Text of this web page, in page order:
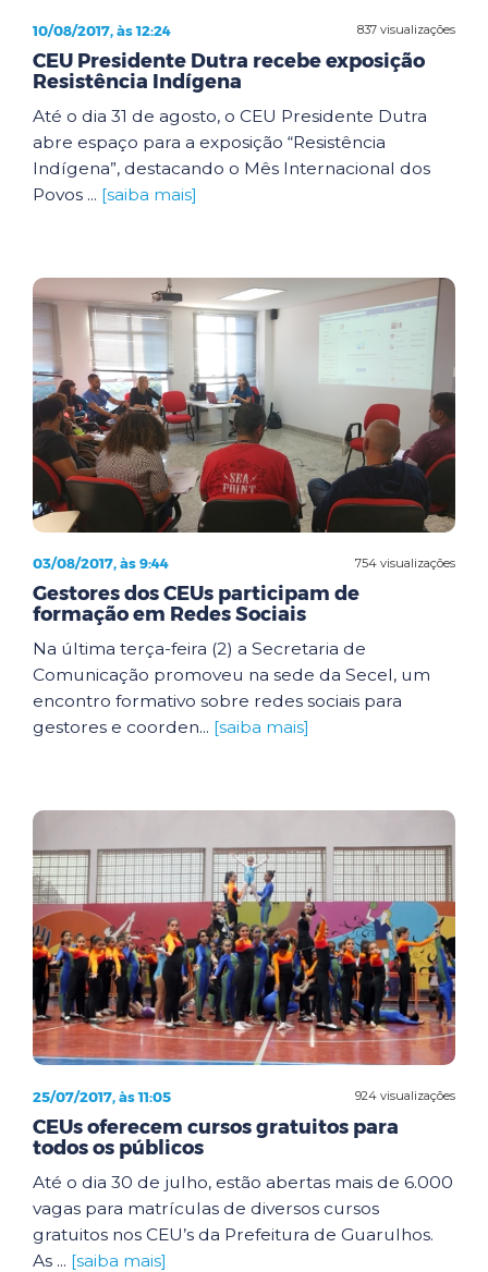
837 visualizações
10/08/2017, às 12:24
CEU Presidente Dutra recebe exposição
Resistência Indígena
Até o dia 31 de agosto, o CEU Presidente Dutra
abre espaço para a exposição “Resistência
Indígena”, destacando o Mês Internacional dos
Povos ... [saiba mais]
754 visualizações
03/08/2017, às 9:44
Gestores dos CEUs participam de
formação em Redes Sociais
Na última terça-feira (2) a Secretaria de
Comunicação promoveu na sede da Secel, um
encontro formativo sobre redes sociais para
gestores e coorden... [saiba mais]
924 visualizações
25/07/2017, às 11:05
CEUs oferecem cursos gratuitos para
todos os públicos
Até o dia 30 de julho, estão abertas mais de 6.000
vagas para matrículas de diversos cursos
gratuitos nos CEU’s da Prefeitura de Guarulhos.
As ... [saiba mais]